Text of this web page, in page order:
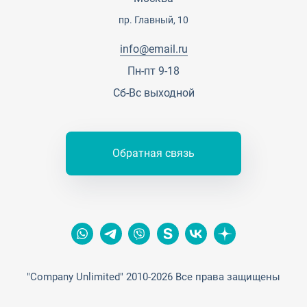
пр. Главный, 10
info@email.ru
Пн-пт 9-18
Сб-Вс выходной
Обратная связь
"Company Unlimited" 2010-2026 Все права защищены